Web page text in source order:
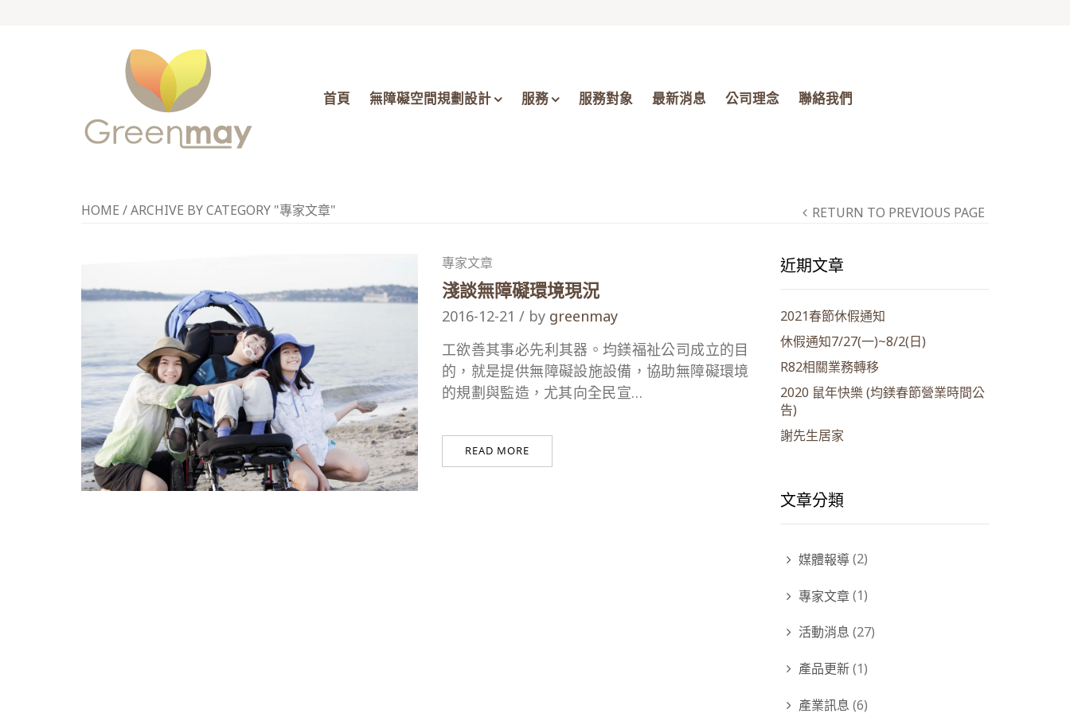
首頁 無障礙空間規劃設計 服務 服務對象 最新消息 公司理念 聯絡我們
HOME /ARCHIVE BY CATEGORY "專家文章" RETURN TO PREVIOUS PAGE
專家文章
淺談無障礙環境現況
2016-12-21 / by greenmay
工欲善其事必先利其器。均鎂福祉公司成立的目
的，就是提供無障礙設施設備，協助無障礙環境
的規劃與監造，尤其向全民宣…
READ MORE
近期文章
2021春節休假通知
休假通知7/27(一)~8/2(日)
R82相關業務轉移
2020 鼠年快樂 (均鎂春節營業時間公
告)
謝先生居家
文章分類
媒體報導(2)
專家文章(1)
活動消息 (27)
產品更新(1)
產業訊息 (6)